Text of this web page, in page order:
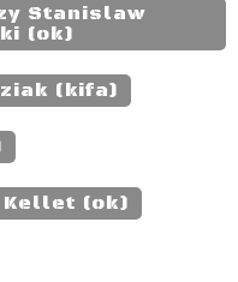
Stanislaw
(ok)
(kifa)
Kellet (ok)